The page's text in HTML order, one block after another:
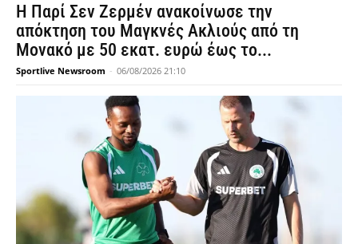
Η Παρί Σεν Ζερμέν ανακοίνωσε την
απόκτηση του Μαγκνές Ακλιούς από τη
Μονακό με 50 εκατ. ευρώ έως το...
Sportlive Newsroom - 06/08/2026 21:10